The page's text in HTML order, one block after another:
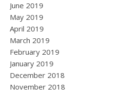
June 2019
May 2019
April 2019
March 2019
February 2019
January 2019
December 2018
November 2018